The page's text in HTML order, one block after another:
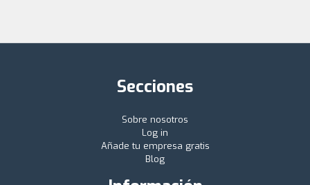
Secciones
Sobre nosotros
Log in
Añade tu empresa gratis
Blog